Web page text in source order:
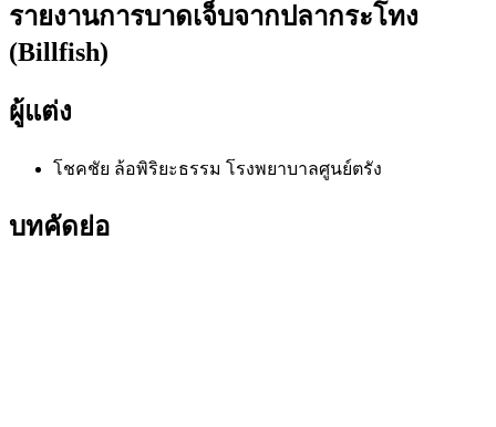
รายงานการบาดเจ็บจากปลากระโทง
(Billfish)
ผู้แต่ง
โชคชัย ล้อพิริยะธรรม โรงพยาบาลศูนย์ตรัง
บทคัดย่อ